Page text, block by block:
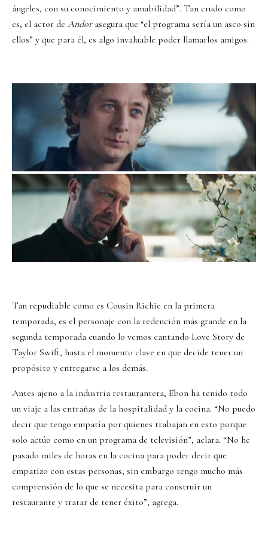
ángeles, con su conocimiento y amabilidad”. Tan crudo como
es, el actor de Andor asegura que “el programa sería un asco sin
ellos” y que para él, es algo invaluable poder llamarlos amigos.
Tan repudiable como es Cousin Richie en la primera
temporada, es el personaje con la redención más grande en la
segunda temporada cuando lo vemos cantando Love Story de
Taylor Swift, hasta el momento clave en que decide tener un
propósito y entregarse a los demás.
Antes ajeno a la industria restaurantera, Ebon ha tenido todo
un viaje a las entrañas de la hospitalidad y la cocina. “No puedo
decir que tengo empatía por quienes trabajan en esto porque
solo actúo como en un programa de televisión”, aclara. “No he
pasado miles de horas en la cocina para poder decir que
empatizo con estas personas, sin embargo tengo mucho más
comprensión de lo que se necesita para construir un
restaurante y tratar de tener éxito”, agrega.